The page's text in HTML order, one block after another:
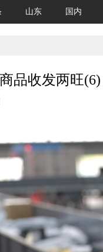
山东 国内
品收发两旺(6)